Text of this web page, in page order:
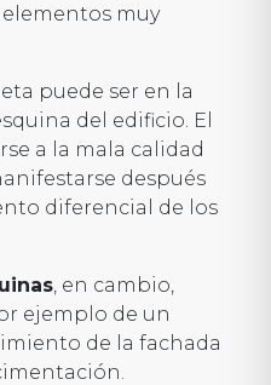
elementos muy
puede ser en la
del edificio. El
a la mala calidad
después
diferencial de los
, en cambio,
ejemplo de un
de la fachada